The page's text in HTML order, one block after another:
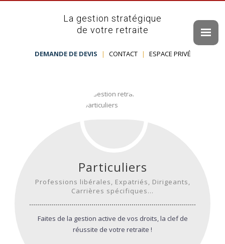
La gestion stratégique
de votre retraite
DEMANDE DE DEVIS | CONTACT | ESPACE PRIVÉ
Particuliers
Professions libérales, Expatriés, Dirigeants,
Carrières spécifiques…
Faites de la gestion active de vos droits, la clef de
réussite de votre retraite !